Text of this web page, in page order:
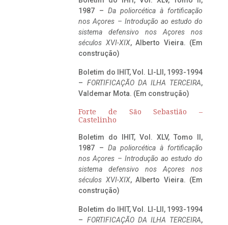
1987 – Da poliorcética à fortificação
nos Açores – Introdução ao estudo do
sistema defensivo nos Açores nos
séculos XVI-XIX, Alberto Vieira. (Em
construção)
Boletim do IHIT, Vol. LI-LII, 1993-1994
– FORTIFICAÇÃO DA ILHA TERCEIRA,
Valdemar Mota. (Em construção)
Forte de São Sebastião –
Castelinho
Boletim do IHIT, Vol. XLV, Tomo II,
1987 – Da poliorcética à fortificação
nos Açores – Introdução ao estudo do
sistema defensivo nos Açores nos
séculos XVI-XIX, Alberto Vieira. (Em
construção)
Boletim do IHIT, Vol. LI-LII, 1993-1994
– FORTIFICAÇÃO DA ILHA TERCEIRA,